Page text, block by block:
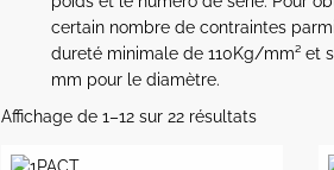
certain nombre de contraintes
dureté minimale de 110Kg/mm² et
mm pour le diamètre.
Affichage de 1–12 sur 22 résultats